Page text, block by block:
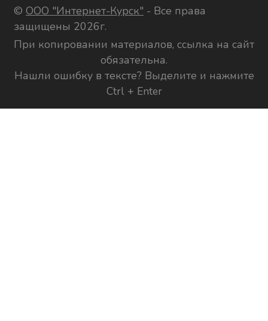
© ООО "Интернет-Курск" - Все права
защищены 2026г.
При копировании материалов, ссылка на сайт
обязательна.
Нашли ошибку в тексте? Выделите и нажмите
Ctrl + Enter